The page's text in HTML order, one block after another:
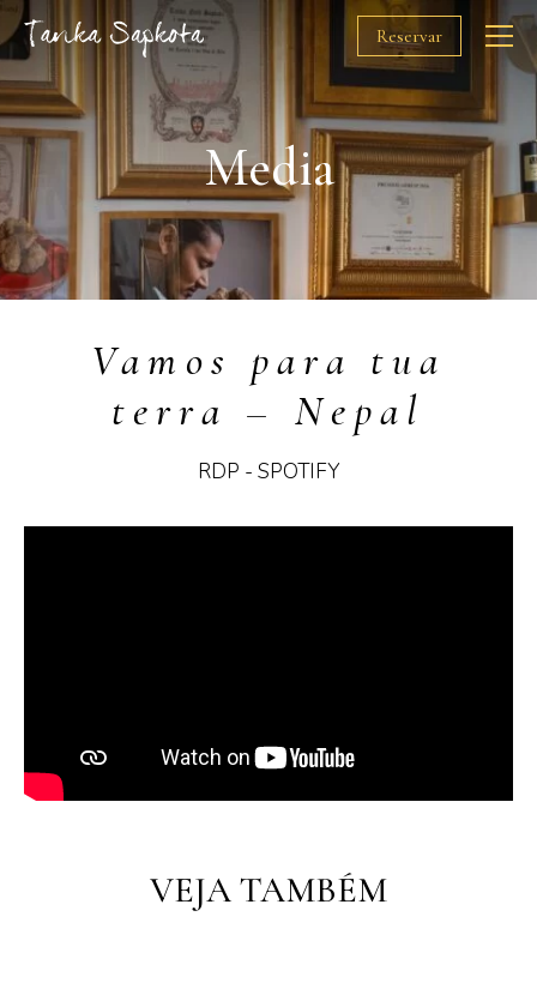
Reservar
O Chef
Restaurantes
Prémios
Solidariedade
Media
Media
Vamos para tua
terra – Nepal
RDP - SPOTIFY
VEJA TAMBÉM